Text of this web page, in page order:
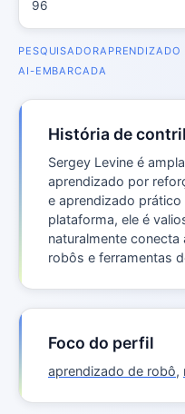
96
PESQUISADORAPRENDIZADO
AI-EMBARCADA
História de
Sergey Levine é
aprendizado por
e aprendizado
plataforma, ele é
naturalmente
robôs e ferramentas
Foco do perfil
aprendizado de robô,